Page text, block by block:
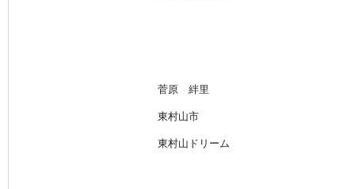
菅原 絆里
東村山市
東村山ドリーム